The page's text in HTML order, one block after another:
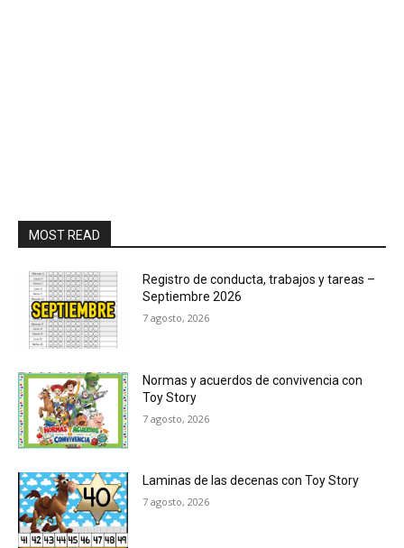
MOST READ
Registro de conducta, trabajos y tareas –
Septiembre 2026
7 agosto, 2026
Normas y acuerdos de convivencia con
Toy Story
7 agosto, 2026
Laminas de las decenas con Toy Story
7 agosto, 2026